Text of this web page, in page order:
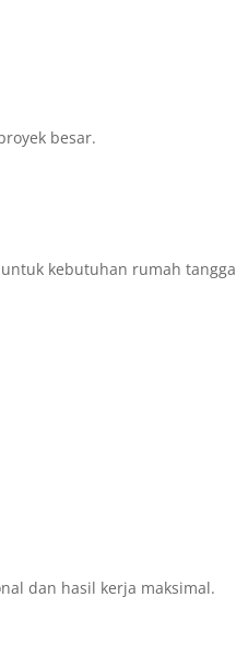
besar.
kebutuhan rumah tangga
dan hasil kerja maksimal.